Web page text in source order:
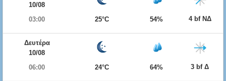
10/08
03:00
25°C 54% 4 bf ΝΔ
Δευτέρα
10/08
06:00
24°C 64% 3 bf Δ